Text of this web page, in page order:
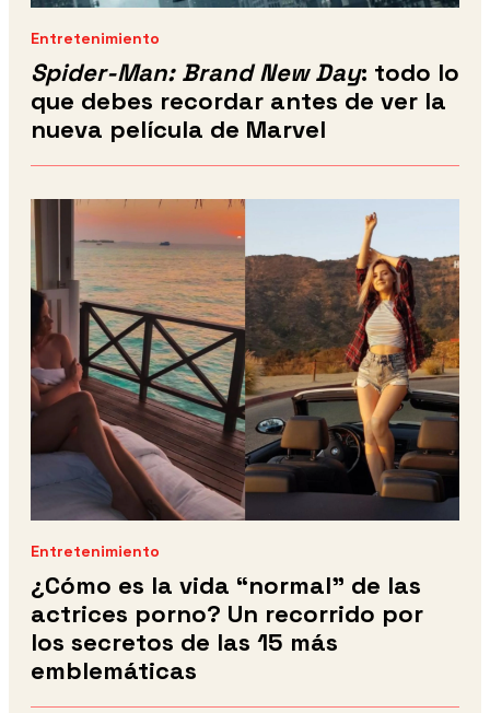
Entretenimiento
Spider-Man: Brand New Day: todo lo
que debes recordar antes de ver la
nueva película de Marvel
Entretenimiento
¿Cómo es la vida “normal” de las
actrices porno? Un recorrido por
los secretos de las 15 más
emblemáticas